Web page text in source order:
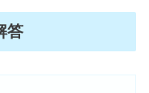
答